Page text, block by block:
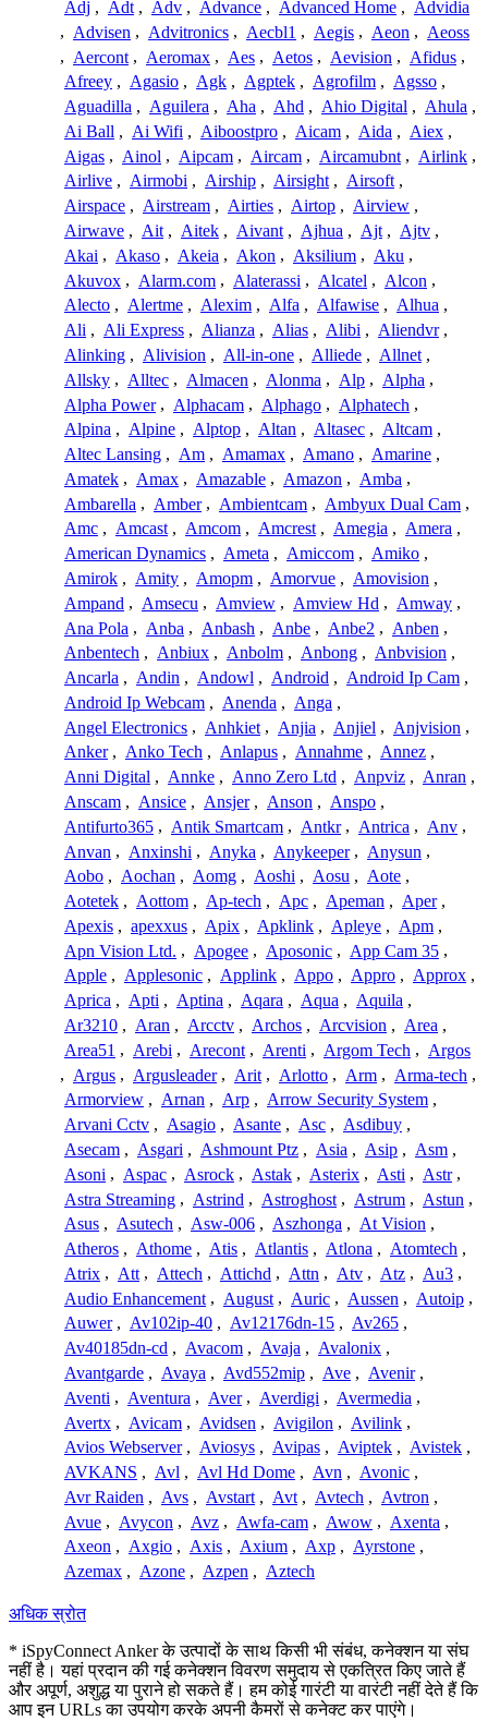
Adj , Adt , Adv , Advance , Advanced Home , Advidia
, Advisen , Advitronics , Aecbl1 , Aegis , Aeon , Aeoss
, Aercont , Aeromax , Aes , Aetos , Aevision , Afidus ,
Afreey , Agasio , Agk , Agptek , Agrofilm , Agsso ,
Aguadilla , Aguilera , Aha , Ahd , Ahio Digital , Ahula ,
Ai Ball , Ai Wifi , Aiboostpro , Aicam , Aida , Aiex ,
Aigas , Ainol , Aipcam , Aircam , Aircamubnt , Airlink ,
Airlive , Airmobi , Airship , Airsight , Airsoft ,
Airspace , Airstream , Airties , Airtop , Airview ,
Airwave , Ait , Aitek , Aivant , Ajhua , Ajt , Ajtv ,
Akai , Akaso , Akeia , Akon , Aksilium , Aku ,
Akuvox , Alarm.com , Alaterassi , Alcatel , Alcon ,
Alecto , Alertme , Alexim , Alfa , Alfawise , Alhua ,
Ali , Ali Express , Alianza , Alias , Alibi , Aliendvr ,
Alinking , Alivision , All-in-one , Alliede , Allnet ,
Allsky , Alltec , Almacen , Alonma , Alp , Alpha ,
Alpha Power , Alphacam , Alphago , Alphatech ,
Alpina , Alpine , Alptop , Altan , Altasec , Altcam ,
Altec Lansing , Am , Amamax , Amano , Amarine ,
Amatek , Amax , Amazable , Amazon , Amba ,
Ambarella , Amber , Ambientcam , Ambyux Dual Cam ,
Amc , Amcast , Amcom , Amcrest , Amegia , Amera ,
American Dynamics , Ameta , Amiccom , Amiko ,
Amirok , Amity , Amopm , Amorvue , Amovision ,
Ampand , Amsecu , Amview , Amview Hd , Amway ,
Ana Pola , Anba , Anbash , Anbe , Anbe2 , Anben ,
Anbentech , Anbiux , Anbolm , Anbong , Anbvision ,
Ancarla , Andin , Andowl , Android , Android Ip Cam ,
Android Ip Webcam , Anenda , Anga ,
Angel Electronics , Anhkiet , Anjia , Anjiel , Anjvision ,
Anker , Anko Tech , Anlapus , Annahme , Annez ,
Anni Digital , Annke , Anno Zero Ltd , Anpviz , Anran ,
Anscam , Ansice , Ansjer , Anson , Anspo ,
Antifurto365 , Antik Smartcam , Antkr , Antrica , Anv ,
Anvan , Anxinshi , Anyka , Anykeeper , Anysun ,
Aobo , Aochan , Aomg , Aoshi , Aosu , Aote ,
Aotetek , Aottom , Ap-tech , Apc , Apeman , Aper ,
Apexis , apexxus , Apix , Apklink , Apleye , Apm ,
Apn Vision Ltd. , Apogee , Aposonic , App Cam 35 ,
Apple , Applesonic , Applink , Appo , Appro , Approx ,
Aprica , Apti , Aptina , Aqara , Aqua , Aquila ,
Ar3210 , Aran , Arcctv , Archos , Arcvision , Area ,
Area51 , Arebi , Arecont , Arenti , Argom Tech , Argos
, Argus , Argusleader , Arit , Arlotto , Arm , Arma-tech ,
Armorview , Arnan , Arp , Arrow Security System ,
Arvani Cctv , Asagio , Asante , Asc , Asdibuy ,
Asecam , Asgari , Ashmount Ptz , Asia , Asip , Asm ,
Asoni , Aspac , Asrock , Astak , Asterix , Asti , Astr ,
Astra Streaming , Astrind , Astroghost , Astrum , Astun ,
Asus , Asutech , Asw-006 , Aszhonga , At Vision ,
Atheros , Athome , Atis , Atlantis , Atlona , Atomtech ,
Atrix , Att , Attech , Attichd , Attn , Atv , Atz , Au3 ,
Audio Enhancement , August , Auric , Aussen , Autoip ,
Auwer , Av102ip-40 , Av12176dn-15 , Av265 ,
Av40185dn-cd , Avacom , Avaja , Avalonix ,
Avantgarde , Avaya , Avd552mip , Ave , Avenir ,
Aventi , Aventura , Aver , Averdigi , Avermedia ,
Avertx , Avicam , Avidsen , Avigilon , Avilink ,
Avios Webserver , Aviosys , Avipas , Aviptek , Avistek ,
AVKANS , Avl , Avl Hd Dome , Avn , Avonic ,
Avr Raiden , Avs , Avstart , Avt , Avtech , Avtron ,
Avue , Avycon , Avz , Awfa-cam , Awow , Axenta ,
Axeon , Axgio , Axis , Axium , Axp , Ayrstone ,
Azemax , Azone , Azpen , Aztech
अधिक स्रोत
* iSpyConnect Anker के उत्पादों के साथ किसी भी संबंध, कनेक्शन या संघ
नहीं है। यहां प्रदान की गई कनेक्शन विवरण समुदाय से एकत्रित किए जाते हैं
और अपूर्ण, अशुद्ध या पुराने हो सकते हैं। हम कोई गारंटी या वारंटी नहीं देते हैं कि
आप इन URLs का उपयोग करके अपनी कैमरों से कनेक्ट कर पाएंगे।